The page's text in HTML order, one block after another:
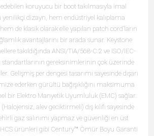
koruyucu bir boot takılmasıyla imal
yenilikçi dizayn, hem endüstriyel kalıplama
de klasik olarak elle yapılan patch cord’ların
avantajlarını bir arada sunar. Keystone
takıldığında ANSI/TIA/568-C.2 ve ISO/IEC-
standartlarının gereksinimlerinin çok üzerinde
Gelişmiş per dengesi tasarımı sayesinde dışarı
ederken gürültü bağışıklığını maksimuma
bir Elektro Manyetik Uyumluluk (EMC) sağlar.
alev geciktirmeli) dış kılıfı sayesinde
gaz salınımı yapmaz ve güvenliği en üst
HCS ürünleri gibi Century™ Ömür Boyu Garanti